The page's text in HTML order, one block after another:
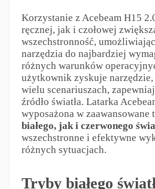
Korzystanie z Acebeam H15
ręcznej, jak i czołowej
wszechstronność,
narzędzia do najbardziej
różnych warunków
użytkownik zyskuje narzędzie,
wielu scenariuszach,
źródło światła. Latarka
wyposażona w zaawansowane
białego, jak i czerwonego
wszechstronne i efektywne
różnych sytuacjach.
Tryby białego